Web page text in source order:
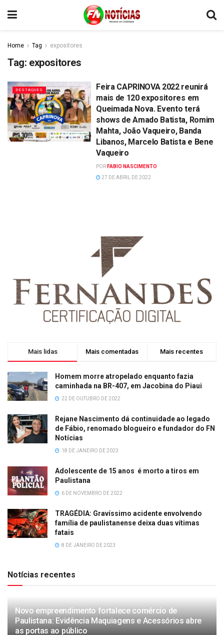
Home Tag expositores
Tag: expositores
DESTAQUES
Feira CAPRINOVA 2022 reunirá
mais de 120 expositores em
Queimada Nova. Evento terá
shows de Amado Batista, Romim
Mahta, João Vaqueiro, Banda
Libanos, Marcelo Batista e Bene
Vaqueiro
POR FABIO NASCIMENTO
27 DE ABRIL DE 2022
Mais lidas Mais comentadas Mais recentes
Homem morre atropelado enquanto fazia
caminhada na BR-407, em Jacobina do Piaui
22 DE OUTUBRO DE 2022
Rejane Nascimento dá continuidade ao legado
de Fábio, renomado blogueiro e fundador do FN
Notícias
18 DE JANEIRO DE 2023
Adolescente de 15 anos é morto a tiros em
Paulistana
6 DE NOVEMBRO DE 2022
TRAGÉDIA: Gravíssimo acidente envolvendo
família de paulistanense deixa duas vítimas
fatais
8 DE JANEIRO DE 2023
Notícias recentes
Novo empreendimento fortalece comércio de
Paulistana: Evidência Maquiagens e Acessórios abre
as portas ao público